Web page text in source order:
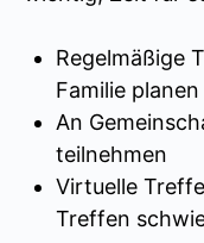
Regelmäßige
Familie planen
An
teilnehmen
Virtuelle
Treffen